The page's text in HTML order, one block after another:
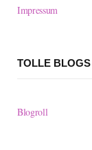
Impressum
TOLLE BLOGS
Blogroll